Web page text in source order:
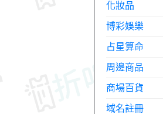
化妝品
博彩娛樂
占星算命
周邊商品
商場百貨
域名註冊